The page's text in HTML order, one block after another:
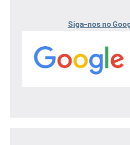
Siga-nos no